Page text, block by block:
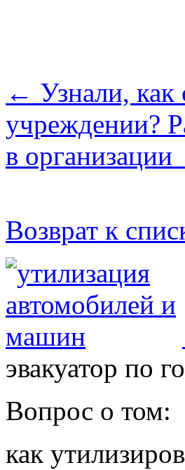
← Узнали, как
учреждении?
в
Возврат к
эвакуатор по
Вопрос о том:
как